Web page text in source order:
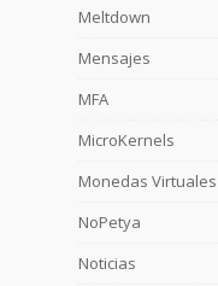
Meltdown
Mensajes
MFA
MicroKernels
Monedas Virtuales
NoPetya
Noticias